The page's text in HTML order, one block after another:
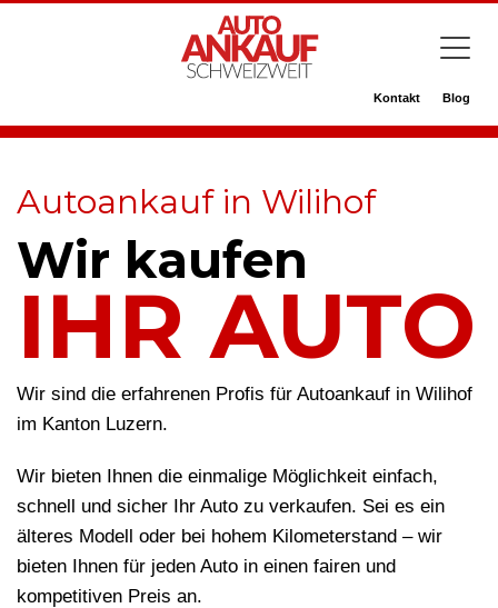
Kontakt Blog
Autoankauf in Wilihof
Wir kaufen
IHR AUTO
Wir sind die erfahrenen Profis für Autoankauf in Wilihof
im Kanton Luzern.
Wir bieten Ihnen die einmalige Möglichkeit einfach,
schnell und sicher Ihr Auto zu verkaufen. Sei es ein
älteres Modell oder bei hohem Kilometerstand – wir
bieten Ihnen für jeden Auto in einen fairen und
kompetitiven Preis an.